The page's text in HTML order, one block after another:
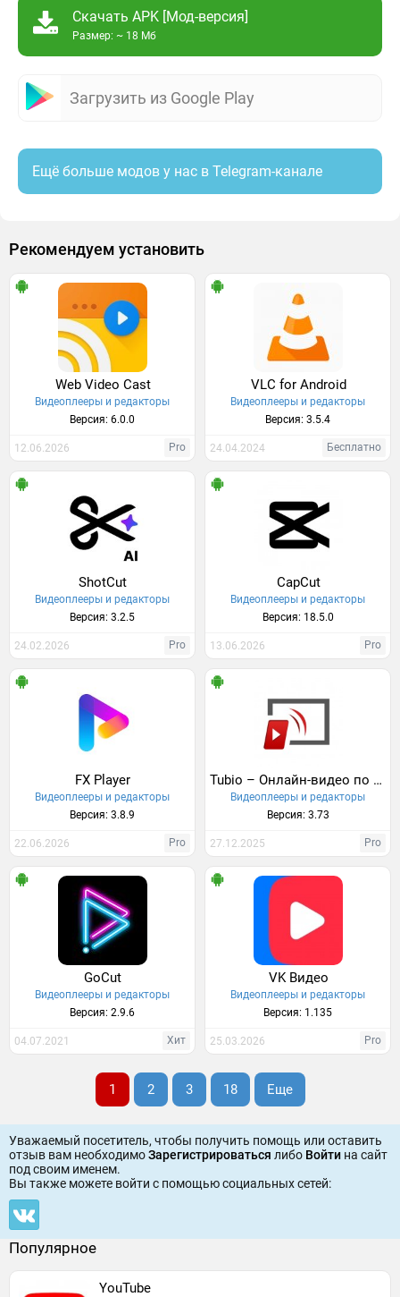
Скачать APK [Мод-версия]
Размер: ~ 18 Мб
Загрузить из Google Play
Ещё больше модов у нас в Telegram-канале
Рекомендуем установить
Web Video Cast
Видеоплееры и редакторы
Версия: 6.0.0
12.06.2026 Pro
VLC for Android
Видеоплееры и редакторы
Версия: 3.5.4
24.04.2024 Бесплатно
ShotCut
Видеоплееры и редакторы
Версия: 3.2.5
24.02.2026 Pro
CapCut
Видеоплееры и редакторы
Версия: 18.5.0
13.06.2026 Pro
FX Player
Видеоплееры и редакторы
Версия: 3.8.9
22.06.2026 Pro
Tubio – Онлайн-видео по ТВ
Видеоплееры и редакторы
Версия: 3.73
27.12.2025 Pro
GoCut
Видеоплееры и редакторы
Версия: 2.9.6
04.07.2021 Хит
VK Видео
Видеоплееры и редакторы
Версия: 1.135
25.03.2026 Pro
1 2 3 18 Еще
Уважаемый посетитель, чтобы получить помощь или оставить
отзыв вам необходимоЗарегистрироваться либо Войти на сайт
под своим именем.
Вы также можете войти c помощью социальных сетей:
Популярное
YouTube